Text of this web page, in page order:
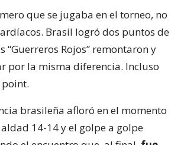
que se jugaba en el torneo, no
Brasil logró dos puntos de
“Guerreros Rojos” remontaron y
por la misma diferencia. Incluso
brasileña afloró en el momento
14-14 y el golpe a golpe